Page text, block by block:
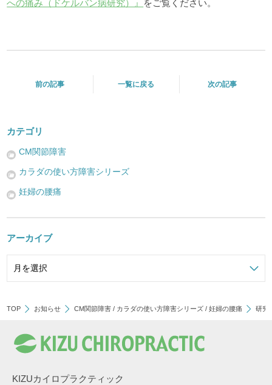
への痛み（ドケルバン病研究）』
をご覧ください。
前の記事 一覧に戻る 次の記事
カテゴリ
CM関節障害
カラダの使い方障害シリーズ
妊婦の腰痛
アーカイブ
TOP お知らせ CM関節障害 / カラダの使い方障害シリーズ /妊婦の腰痛 研究
KIZUカイロプラクティック